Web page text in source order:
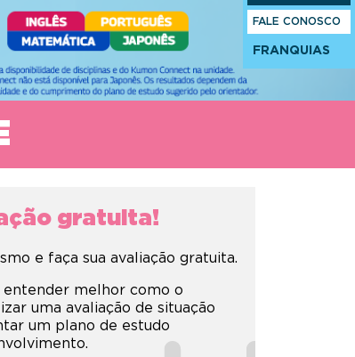
gratuita!
e faça sua avaliação gratuita.
melhor como o
uma avaliação de situação
um plano de estudo
FALE CONOSCO
FRANQUIAS